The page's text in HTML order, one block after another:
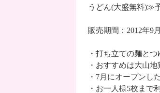
うどん(大盛無料)≫
販売期間：2012年9
・打ち立ての麺と
・おすすめは大山
・7月にオープンし
・お一人様5枚まで